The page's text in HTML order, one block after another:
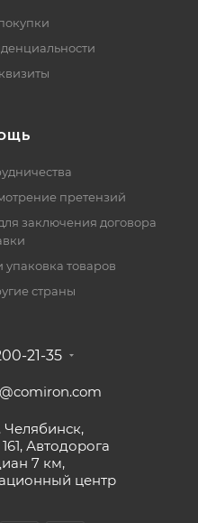
претензий
заключения договора
упаковка товаров
страны
21-35
Челябинск,
Автодорога
7 км,
центр